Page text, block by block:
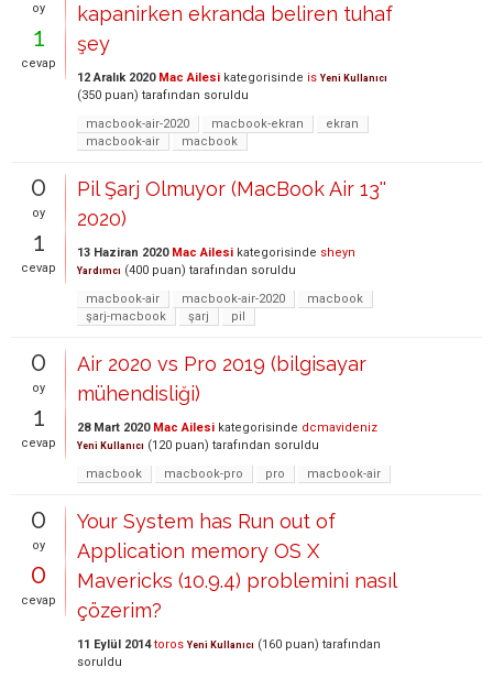
oy
1
cevap
kapanirken ekranda beliren tuhaf
şey
12 Aralık 2020 Mac Ailesi kategorisinde is Yeni Kullanıcı
(350 puan) tarafından soruldu
macbook-air-2020
macbook-ekran
ekran
macbook-air
macbook
0
oy
1
cevap
Pil Şarj Olmuyor (MacBook Air 13''
2020)
13 Haziran 2020 Mac Ailesi kategorisinde sheyn
Yardımcı (400 puan) tarafından soruldu
macbook-air
macbook-air-2020
macbook
şarj-macbook
şarj pil
0
oy
1
cevap
Air 2020 vs Pro 2019 (bilgisayar
mühendisliği)
28 Mart 2020 Mac Ailesi kategorisinde dcmavideniz
Yeni Kullanıcı (120 puan) tarafından soruldu
macbook
macbook-pro pro macbook-air
0
oy
0
cevap
Your System has Run out of
Application memory OS X
Mavericks (10.9.4) problemini nasıl
çözerim?
11 Eylül 2014 toros Yeni Kullanıcı (160 puan) tarafından
soruldu